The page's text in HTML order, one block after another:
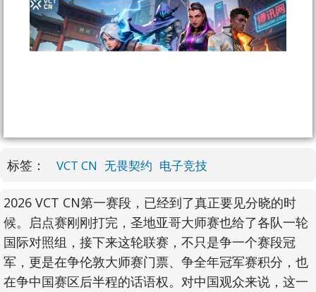
标签： VCT CN 无畏契约 电子竞技
2026 VCT CN第一赛段，已经到了真正要见分晓的时
候。启点赛刚刚打完，圣地亚哥大师赛也给了各队一轮
国际对照组，接下来这轮联赛，不只是争一个赛段冠
军，更是在争伦敦大师赛门票、争全年冠军赛积分，也
在争中国赛区后半程的话语权。对中国观众来说，这一